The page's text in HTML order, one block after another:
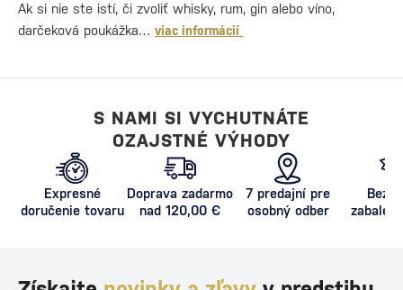
Ak si nie ste istí, či zvoliť whisky, rum, gin alebo víno,
darčeková poukážka… viac informácií
S NAMI SI VYCHUTNÁTE
OZAJSTNÉ VÝHODY
Expresné
doručenie tovaru
Doprava zadarmo
nad 120,00 €
7 predajní pre
osobný odber